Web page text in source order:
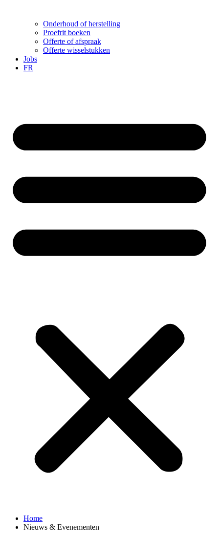
Onderhoud of herstelling
Proefrit boeken
Offerte of afspraak
Offerte wisselstukken
Jobs
FR
Home
Nieuws & Evenementen